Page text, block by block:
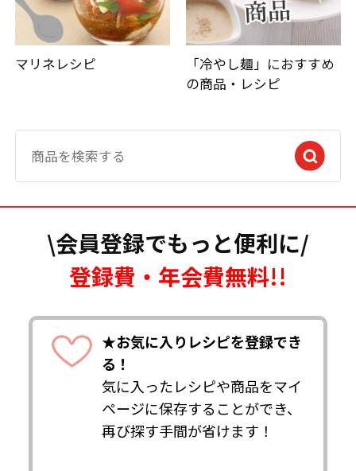
マリネレシピ
「冷やし麺」におすすめ
の商品・レシピ
\会員登録でもっと便利に/
登録費・年会費無料!!
★お気に入りレシピを登録でき
る！
気に入ったレシピや商品をマイ
ページに保存することができ、
再び探す手間が省けます！